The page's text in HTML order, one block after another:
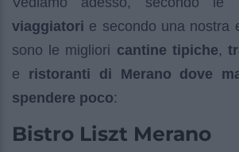
viaggiatori e secondo una nostra
sono le migliori cantine tipiche,
e ristoranti di Merano dove
spendere poco:
Bistro Liszt Merano